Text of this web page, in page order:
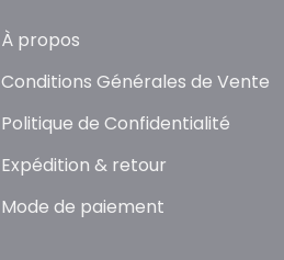
À propos
Conditions Générales de Vente
Politique de Confidentialité
Expédition & retour
Mode de paiement